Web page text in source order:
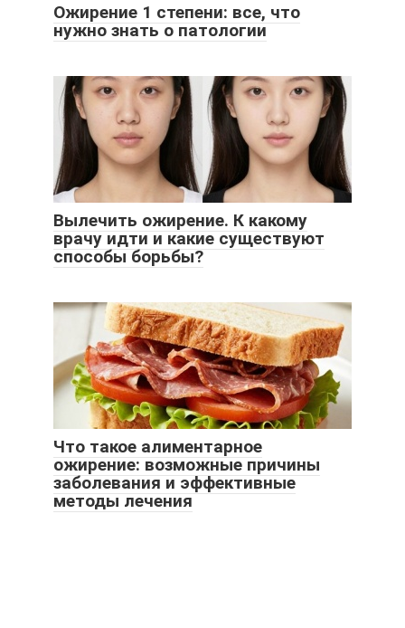
Ожирение 1 степени: все, что
нужно знать о патологии
Вылечить ожирение. К какому
врачу идти и какие существуют
способы борьбы?
Что такое алиментарное
ожирение: возможные причины
заболевания и эффективные
методы лечения